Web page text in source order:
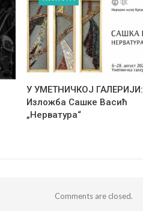
У УМЕТНИЧКОЈ ГАЛЕРИЈИ:
Изложба Сашке Васић
„Нерватура“
Comments are closed.